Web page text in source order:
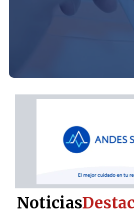
Noticias